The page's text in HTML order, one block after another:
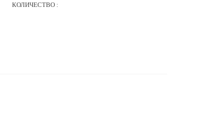
КОЛИЧЕСТВО :